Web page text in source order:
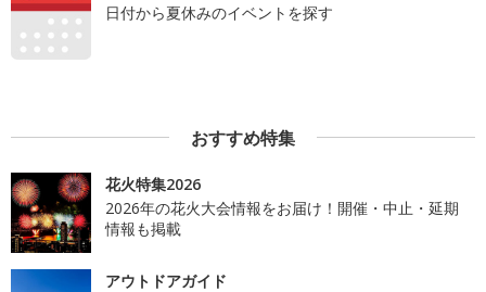
日付から夏休みのイベントを探す
おすすめ特集
花火特集2026
2026年の花火大会情報をお届け！開催・中止・延期
情報も掲載
アウトドアガイド